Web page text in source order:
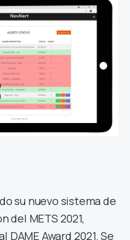
su nuevo sistema de
del METS 2021,
Award 2021. Se